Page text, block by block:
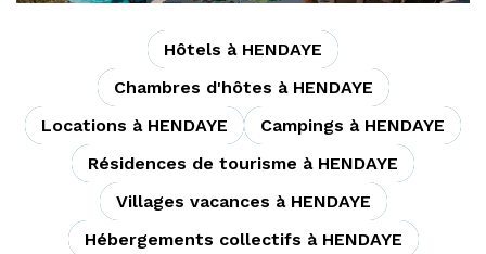
Hôtels à HENDAYE
Chambres d'hôtes à HENDAYE
Locations à HENDAYE
Campings à HENDAYE
Résidences de tourisme à HENDAYE
Villages vacances à HENDAYE
Hébergements collectifs à HENDAYE